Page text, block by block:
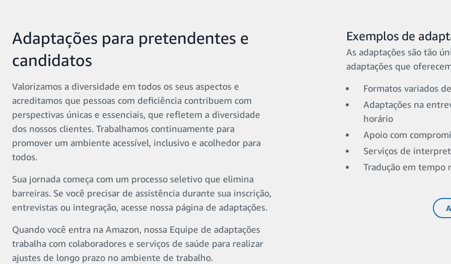
Adaptações para pretendentes e
candidatos
Valorizamos a diversidade em todos os seus aspectos e
acreditamos que pessoas com deficiência contribuem com
perspectivas únicas e essenciais, que refletem a diversidade
dos nossos clientes. Trabalhamos continuamente para
promover um ambiente acessível, inclusivo e acolhedor para
todos.
Sua jornada começa com um processo seletivo que elimina
barreiras. Se você precisar de assistência durante sua inscrição,
entrevistas ou integração, acesse nossa página de adaptações.
Quando você entra na Amazon, nossa Equipe de adaptações
trabalha com colaboradores e serviços de saúde para realizar
ajustes de longo prazo no ambiente de trabalho.
Exemplos de
As adaptações são tão
adaptações que
Formatos variados
Adaptações na
horário
Apoio com
Serviços de
Tradução em tempo